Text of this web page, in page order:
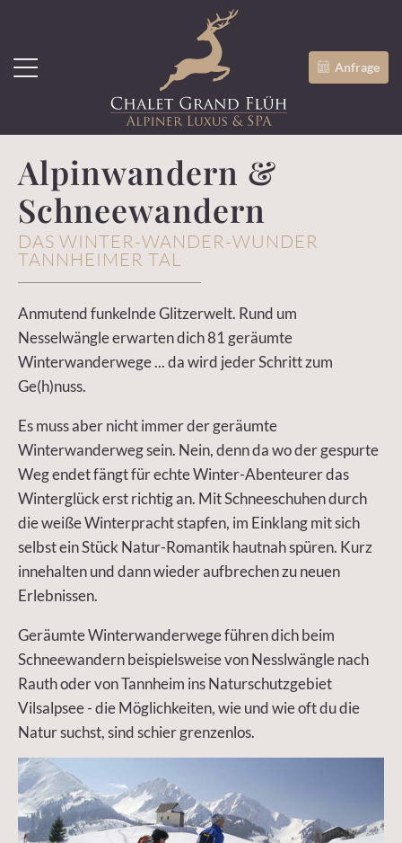
Anfrage
Alpinwandern &
Schneewandern
DAS WINTER-WANDER-WUNDER
TANNHEIMER TAL
Anmutend funkelnde Glitzerwelt. Rund um
Nesselwängle erwarten dich 81 geräumte
Winterwanderwege ... da wird jeder Schritt zum
Ge(h)nuss.
Es muss aber nicht immer der geräumte
Winterwanderweg sein. Nein, denn da wo der gespurte
Weg endet fängt für echte Winter-Abenteurer das
Winterglück erst richtig an. Mit Schneeschuhen durch
die weiße Winterpracht stapfen, im Einklang mit sich
selbst ein Stück Natur-Romantik hautnah spüren. Kurz
innehalten und dann wieder aufbrechen zu neuen
Erlebnissen.
Geräumte Winterwanderwege führen dich beim
Schneewandern beispielsweise von Nesslwängle nach
Rauth oder von Tannheim ins Naturschutzgebiet
Vilsalpsee - die Möglichkeiten, wie und wie oft du die
Natur suchst, sind schier grenzenlos.